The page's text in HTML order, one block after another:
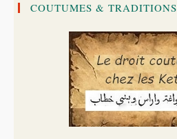
COUTUMES & TRADITIONS